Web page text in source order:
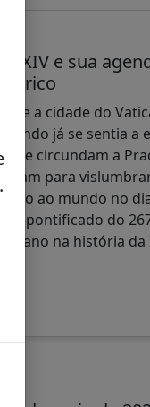
XIV e sua
a cidade do
já se sentia a
circundam a
para
ao mundo no
do pontificado do
na história